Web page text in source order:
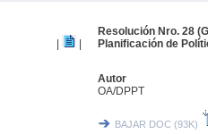
Resolución Nro. 28
Planificación de
Autor
OA/DPPT
BAJAR DOC (93K)